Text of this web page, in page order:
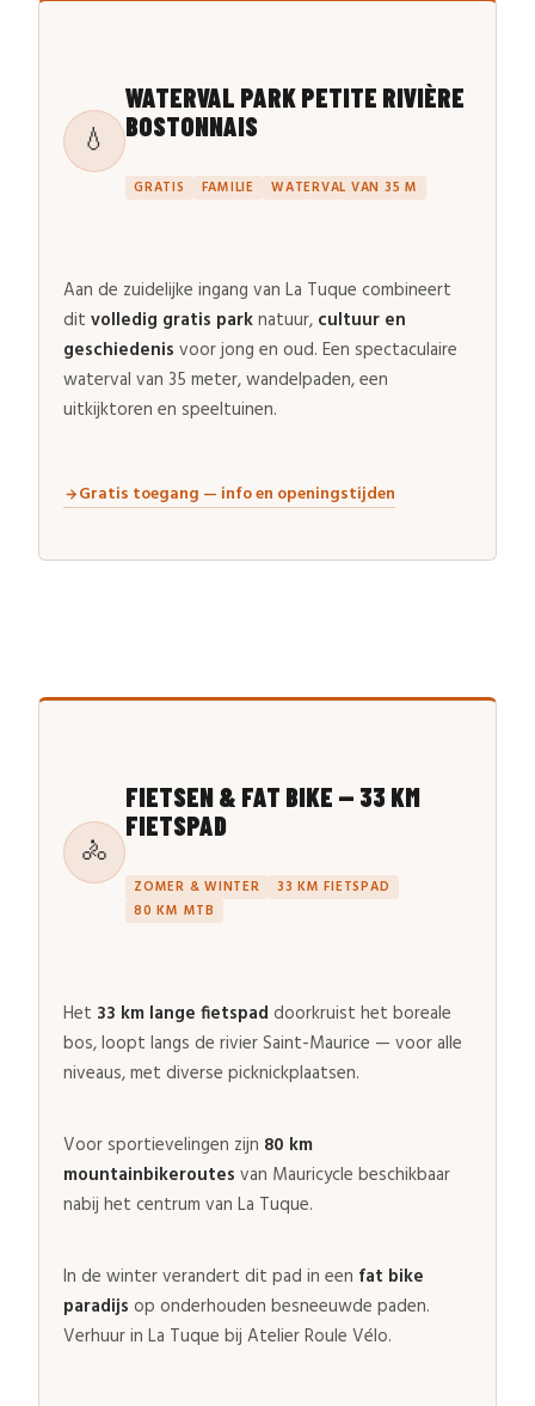
💧
WATERVAL PARK PETITE RIVIÈRE
BOSTONNAIS
GRATIS FAMILIE WATERVAL VAN 35 M
Aan de zuidelijke ingang van La Tuque combineert
dit volledig gratis parknatuur, cultuur en
geschiedenis voor jong en oud. Een spectaculaire
waterval van 35 meter, wandelpaden, een
uitkijktoren en speeltuinen.
Gratis toegang — info en openingstijden
🚴
FIETSEN & FAT BIKE — 33 KM
FIETSPAD
ZOMER & WINTER
33 KM FIETSPAD
80 KM MTB
Het 33 km lange fietspad doorkruist het boreale
bos, loopt langs de rivier Saint-Maurice — voor alle
niveaus, met diverse picknickplaatsen.
Voor sportievelingen zijn 80 km
mountainbikeroutes van Mauricycle beschikbaar
nabij het centrum van La Tuque.
In de winter verandert dit pad in een fat bike
paradijs op onderhouden besneeuwde paden.
Verhuur in La Tuque bij Atelier Roule Vélo.